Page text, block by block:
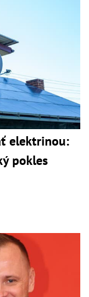
elektrinou:
pokles